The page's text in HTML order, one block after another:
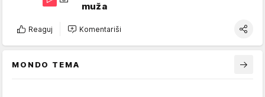
muža
Reaguj Komentariši
MONDO TEMA